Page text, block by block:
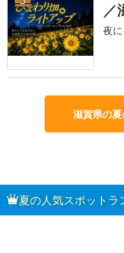
／
夜
滋賀県の
夏の人気スポットラ